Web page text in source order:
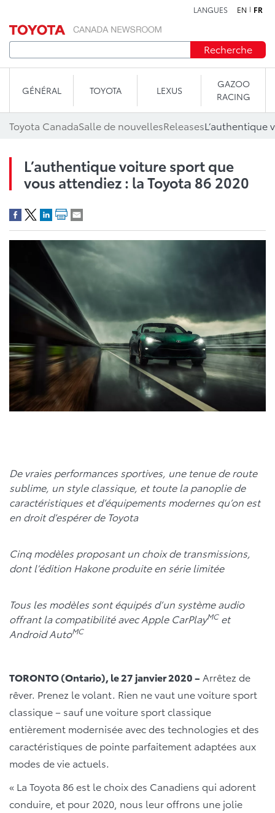
LANGUES EN FR
Recherche
GÉNÉRAL TOYOTA LEXUS
GAZOO
RACING
Toyota CanadaSalle de nouvellesReleases
L’authentique voiture sport que
vous attendiez : la Toyota 86 2020
De vraies performances sportives, une tenue de route
sublime, un style classique, et toute la panoplie de
caractéristiques et d’équipements modernes qu’on est
en droit d’espérer de Toyota
Cinq modèles proposant un choix de transmissions,
dont l’édition Hakone produite en série limitée
Tous les modèles sont équipés d’un système audio
offrant la compatibilité avec Apple CarPlayMCet
Android AutoMC
TORONTO (Ontario), le 27 janvier 2020 – Arrêtez de
rêver. Prenez le volant. Rien ne vaut une voiture sport
classique – sauf une voiture sport classique
entièrement modernisée avec des technologies et des
caractéristiques de pointe parfaitement adaptées aux
modes de vie actuels.
« La Toyota 86 est le choix des Canadiens qui adorent
conduire, et pour 2020, nous leur offrons une jolie